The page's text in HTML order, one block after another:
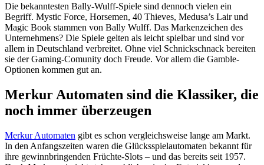
Die bekanntesten Bally-Wulff-Spiele sind dennoch vielen ein
Begriff. Mystic Force, Horsemen, 40 Thieves, Medusa’s Lair und
Magic Book stammen von Bally Wulff. Das Markenzeichen des
Unternehmens? Die Spiele gelten als leicht spielbar und sind vor
allem in Deutschland verbreitet. Ohne viel Schnickschnack bereiten
sie der Gaming-Comunity doch Freude. Vor allem die Gamble-
Optionen kommen gut an.
Merkur Automaten sind die Klassiker, die
noch immer überzeugen
Merkur Automaten gibt es schon vergleichsweise lange am Markt.
In den Anfangszeiten waren die Glücksspielautomaten bekannt für
ihre gewinnbringenden Früchte-Slots – und das bereits seit 1957.